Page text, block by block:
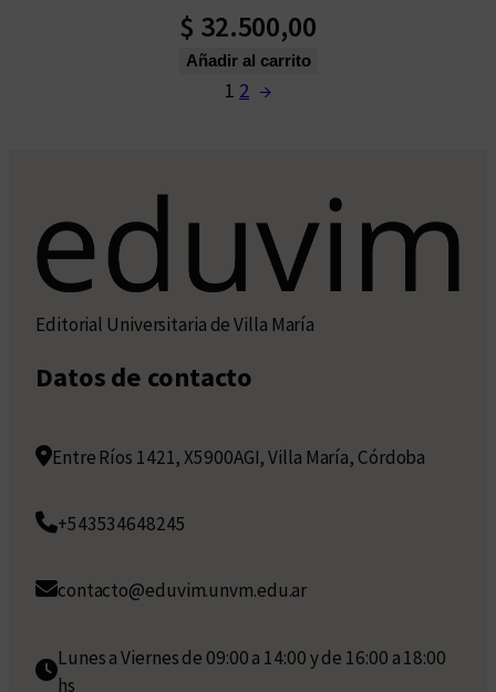
$ 32.500,00
Añadir al carrito
1 2 →
Editorial Universitaria de Villa María
Datos de contacto
Entre Ríos 1421, X5900AGI, Villa María, Córdoba
+543534648245
contacto@eduvim.unvm.edu.ar
Lunes a Viernes de 09:00 a 14:00 y de 16:00 a 18:00
hs